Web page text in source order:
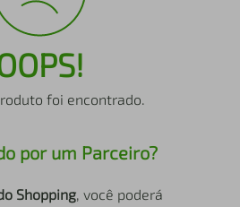
foi encontrado.
por um Parceiro?
Shopping, você poderá